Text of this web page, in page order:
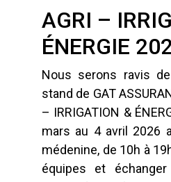
AGRI –
ÉNERGIE
Nous serons ravis
stand de GAT
– IRRIGATION &
mars au 4 avril 2026
médenine, de 10h à
équipes et